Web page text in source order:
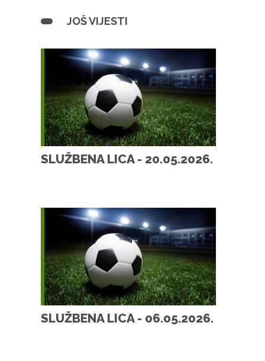
JOŠ VIJESTI
SLUŽBENA LICA - 20.05.2026.
SLUŽBENA LICA - 06.05.2026.